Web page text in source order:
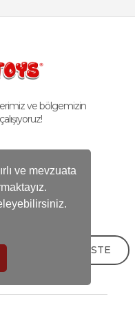
ve mevzuata
ve bölgemizin
Cd. No:10/1B
/ Türkiye
TEKLİF İSTE